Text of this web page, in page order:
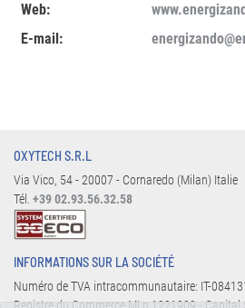
Web:
E-mail:
OXYTECH S.R.L
Via Vico, 54 - 20007 - Cornaredo (Milan) Italie
Tél. +39 02.93.56.32.58
INFORMATIONS SUR LA SOCIÉTÉ
Numéro de TVA intracommunautaire: IT-